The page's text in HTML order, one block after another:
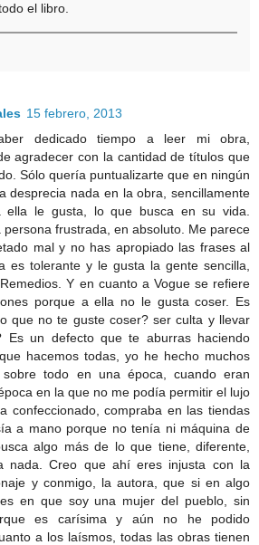
el libro.
15 febrero, 2013
dedicado tiempo a leer mi obra,
agradecer con la cantidad de títulos que
Sólo quería puntualizarte que en ningún
desprecia nada en la obra, sencillamente
le gusta, lo que busca en su vida.
persona frustrada, en absoluto. Me parece
mal y no has apropiado las frases al
es tolerante y le gusta la gente sencilla,
Y en cuanto a Vogue se refiere
porque a ella no le gusta coser. Es
que no te guste coser? ser culta y llevar
Es un defecto que te aburras haciendo
hacemos todas, yo he hecho muchos
todo en una época, cuando eran
en la que no me podía permitir el lujo
confeccionado, compraba en las tiendas
a mano porque no tenía ni máquina de
algo más de lo que tiene, diferente,
nada. Creo que ahí eres injusta con la
y conmigo, la autora, que si en algo
en que soy una mujer del pueblo, sin
es carísima y aún no he podido
a los laísmos, todas las obras tienen